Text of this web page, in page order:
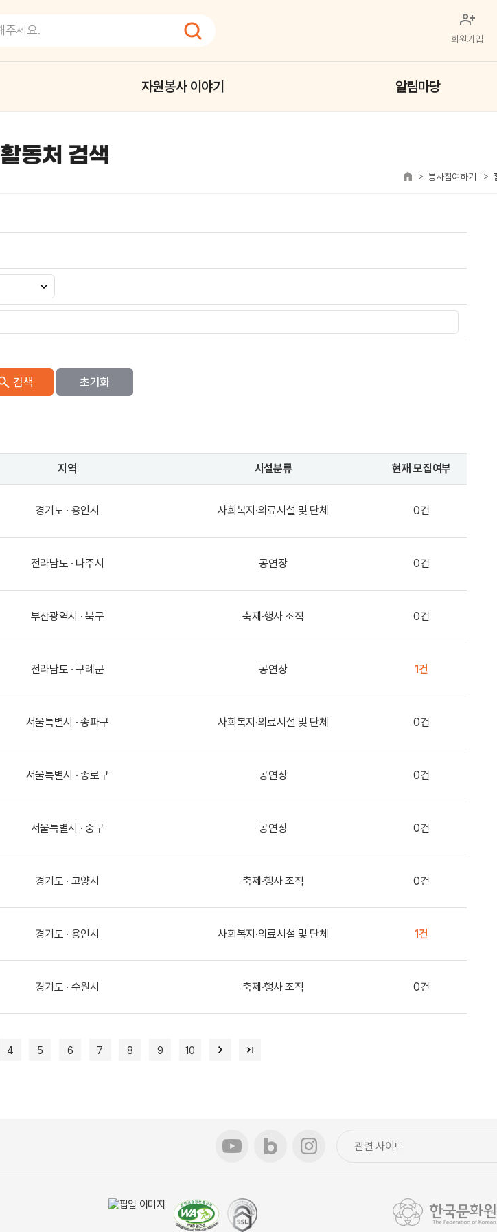
회원가입
자원봉사 이야기 알림마당
활동처 검색
봉사참여하기
검색
지역 시설분류 현재 모집여부
경기도 · 용인시 사회복지·의료시설 및 단체 0건
전라남도 · 나주시 공연장 0건
부산광역시 · 북구 축제·행사 조직 0건
전라남도 · 구례군 공연장 1건
서울특별시 · 송파구 사회복지·의료시설 및 단체 0건
서울특별시 · 종로구 공연장 0건
서울특별시 · 중구 공연장 0건
경기도 · 고양시 축제·행사 조직 0건
경기도 · 용인시 사회복지·의료시설 및 단체 1건
경기도 · 수원시 축제·행사 조직 0건
4 5 6 7 8 9 10
관련 사이트